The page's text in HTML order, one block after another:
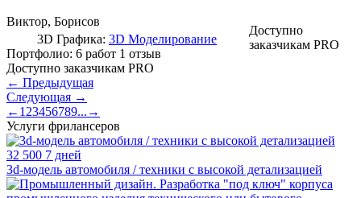
Виктор, Борисов
3D Графика: 3D Моделирование
Портфолио: 6 работ 1 отзыв
Доступно заказчикам PRO
Доступно
заказчикам PRO
← Предыдущая
Следующая →
← 1 23456789... →
Услуги фрилансеров
32 500 7 дней
3d-модель автомобиля / техники с высокой детализацией